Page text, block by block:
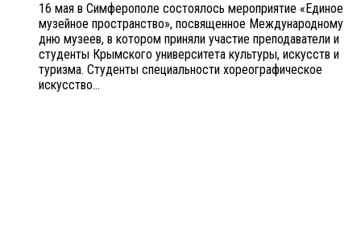
16 мая в Симферополе состоялось мероприятие «Единое
музейное пространство», посвященное Международному
дню музеев, в котором приняли участие преподаватели и
студенты Крымского университета культуры, искусств и
туризма. Студенты специальности хореографическое
искусство...